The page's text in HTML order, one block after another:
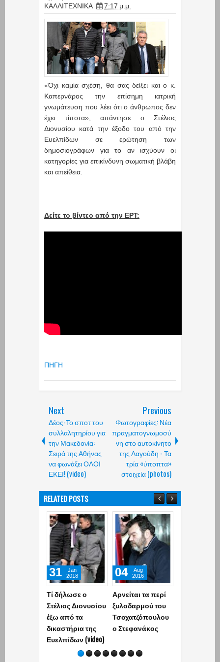
ΚΑΛΛΙΤΕΧΝΙΚΑ
7:17 μ.μ.
«Όχι καμία σχέση, θα σας δείξει και ο κ.
Καπερνάρος την επίσημη ιατρική
γνωμάτευση που λέει ότι ο άνθρωπος δεν
έχει τίποτα», απάντησε ο Στέλιος
Διονυσίου κατά την έξοδο του από την
Ευελπίδων σε ερώτηση των
δημοσιογράφων για το αν ισχύουν οι
κατηγορίες για επικίνδυνη σωματική βλάβη
και απείθεια.
Δείτε το βίντεο από την ΕΡΤ:
ΠΗΓΗ
Next
Δέος-Το σποτ του
συλλαλητηρίου για
την Μακεδονία:
Σειρά της Αθήνας
να φωνάξει ΟΛΟΙ
ΕΚΕΙ! (video)
Previous
Φωτογραφίες: Νέα
πραγματογνωμοσύ
νη στο αυτοκίνητο
της Λαγούδη - Τα
τρία «ύποπτα»
στοιχεία (photos)
RELATED POSTS
Τί δήλωσε ο
Στέλιος Διονυσίου
έξω από τα
δικαστήρια της
Ευελπίδων (video)
31
Jan
2018
Αρνείται τα περί
ξυλοδαρμού του
Τσοχατζόπουλου
ο Στεφανάκος
04
Aug
2016